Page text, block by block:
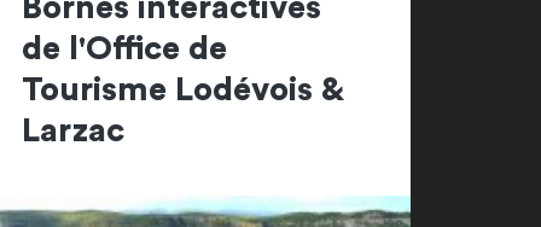
Bornes interactives
de l'Office de
Tourisme Lodévois &
Larzac